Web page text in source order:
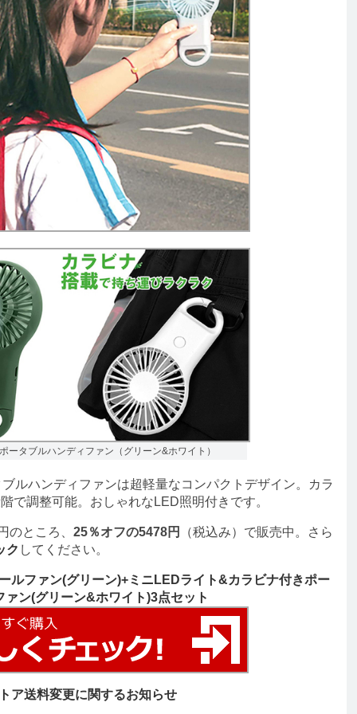
ータブルハンディファン（グリーン&ホワイト）
ハンディファンは超軽量なコンパクトデザイン。カラ
で調整可能。おしゃれなLED照明付きです。
のところ、 25％オフの5478円
（税込み）で販売中。さら
ク してください。
ルファン(グリーン)+ミニLEDライト&カラビナ付きポー
ァン(グリーン&ホワイト)3点セット
ア送料変更に関するお知らせ